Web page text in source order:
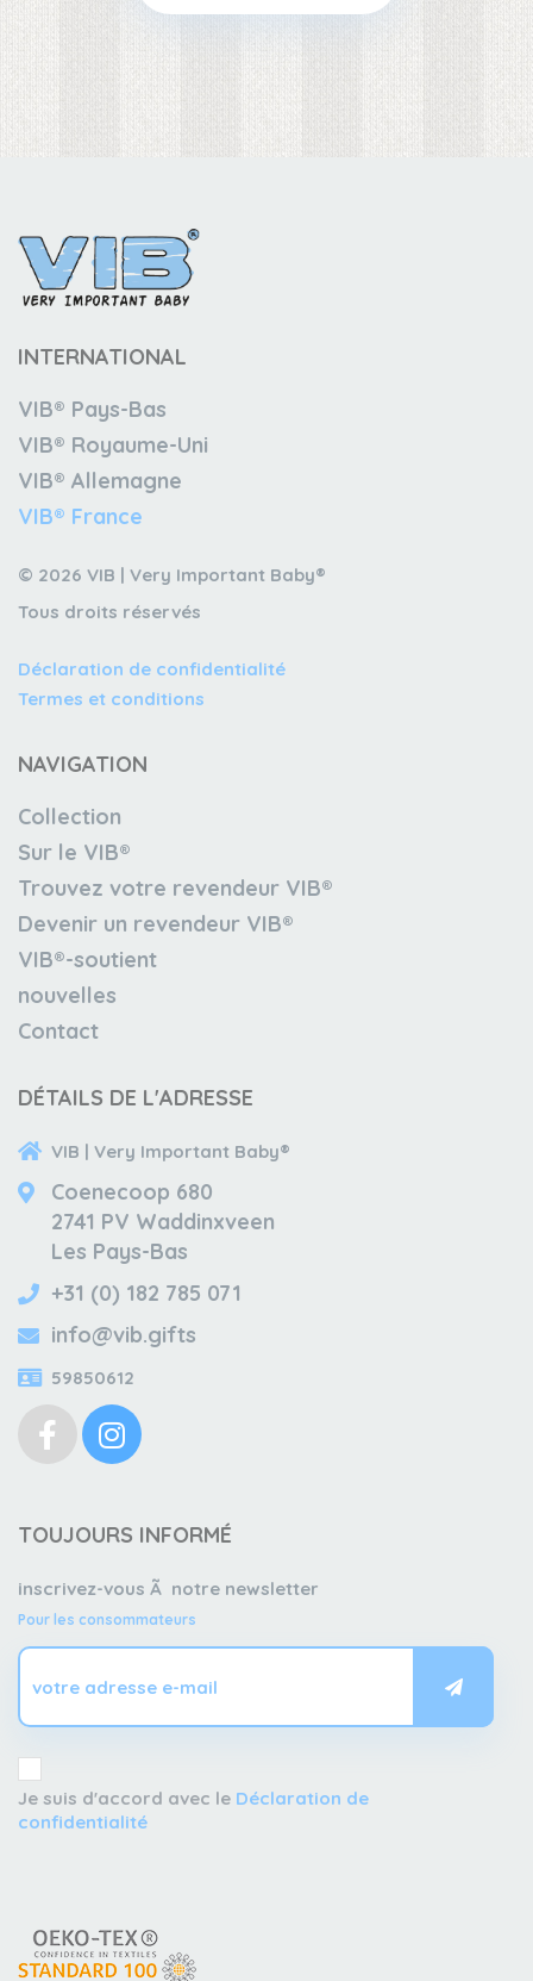
INTERNATIONAL
VIB® Pays-Bas
VIB® Royaume-Uni
VIB® Allemagne
VIB® France
© 2026 VIB | Very Important Baby®
Tous droits réservés
Déclaration de confidentialité
Termes et conditions
NAVIGATION
Collection
Sur le VIB®
Trouvez votre revendeur VIB®
Devenir un revendeur VIB®
VIB®-soutient
nouvelles
Contact
DÉTAILS DE L'ADRESSE
VIB | Very Important Baby®
Coenecoop 680
2741 PV Waddinxveen
Les Pays-Bas
+31 (0) 182 785 071
info@vib.gifts
59850612
TOUJOURS INFORMÉ
inscrivez-vous Ã notre newsletter
Pour les consommateurs
Je suis d'accord avec le Déclaration de
confidentialité